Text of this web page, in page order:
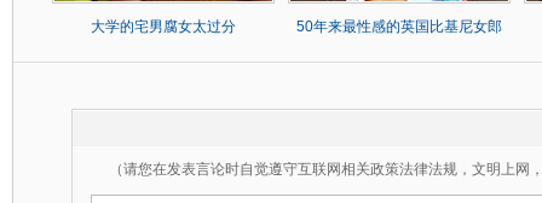
大学的宅男腐女太过分 50年来最性感的英国比基尼女郎
（请您在发表言论时自觉遵守互联网相关政策法律法规，文明上网